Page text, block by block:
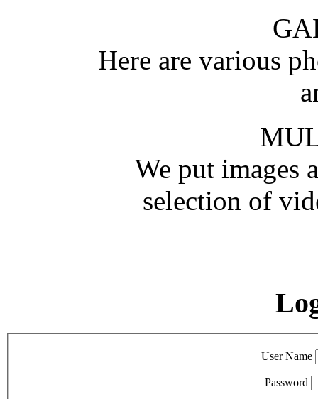
Here are various
We put images
selection of
User Name
Password